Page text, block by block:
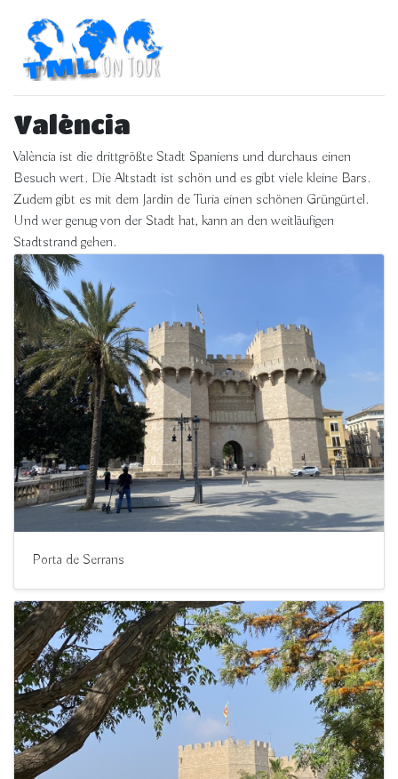
València
València ist die drittgrößte Stadt Spaniens und durchaus einen
Besuch wert. Die Altstadt ist schön und es gibt viele kleine Bars.
Zudem gibt es mit dem Jardin de Turia einen schönen Grüngürtel.
Und wer genug von der Stadt hat, kann an den weitläufigen
Stadtstrand gehen.
Porta de Serrans